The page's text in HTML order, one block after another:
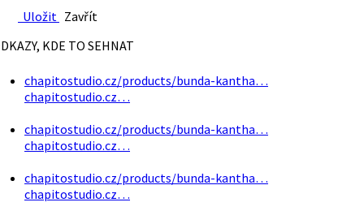
Uložit Zavřít
KDE TO SEHNAT
chapitostudio.cz/products/bunda-kantha…
chapitostudio.cz…
chapitostudio.cz/products/bunda-kantha…
chapitostudio.cz…
chapitostudio.cz/products/bunda-kantha…
chapitostudio.cz…